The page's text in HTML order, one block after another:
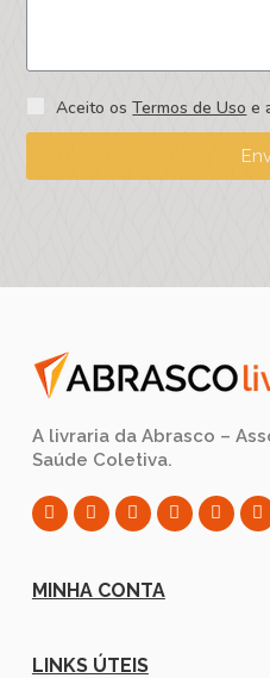
Aceito osTermos de Uso e
A livraria da Abrasco –
Saúde Coletiva.
MINHA CONTA
LINKS ÚTEIS